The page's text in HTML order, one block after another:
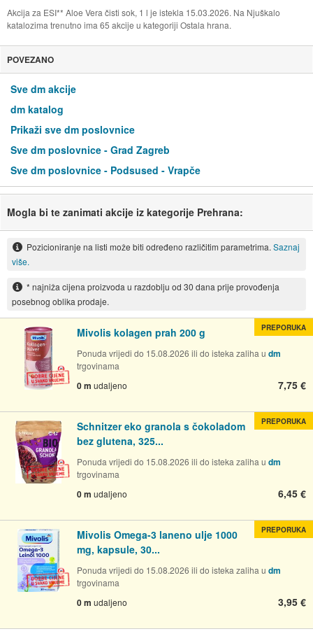
Akcija za ESI** Aloe Vera čisti sok, 1 l je istekla 15.03.2026. Na Njuškalo
katalozima trenutno ima 65 akcije u kategoriji Ostala hrana.
POVEZANO
Sve dm akcije
dm katalog
Prikaži sve dm poslovnice
Sve dm poslovnice - Grad Zagreb
Sve dm poslovnice - Podsused - Vrapče
Mogla bi te zanimati akcije iz kategorije Prehrana:
Pozicioniranje na listi može biti određeno različitim parametrima. Saznaj
više.
* najniža cijena proizvoda u razdoblju od 30 dana prije provođenja
posebnog oblika prodaje.
Mivolis kolagen prah 200 g
Ponuda vrijedi do 15.08.2026 ili do isteka zaliha u dm
trgovinama
0 m udaljeno 7,75 €
PREPORUKA
Schnitzer eko granola s čokoladom
bez glutena, 325...
Ponuda vrijedi do 15.08.2026 ili do isteka zaliha u dm
trgovinama
0 m udaljeno 6,45 €
PREPORUKA
Mivolis Omega-3 laneno ulje 1000
mg, kapsule, 30...
Ponuda vrijedi do 15.08.2026 ili do isteka zaliha u dm
trgovinama
0 m udaljeno 3,95 €
PREPORUKA